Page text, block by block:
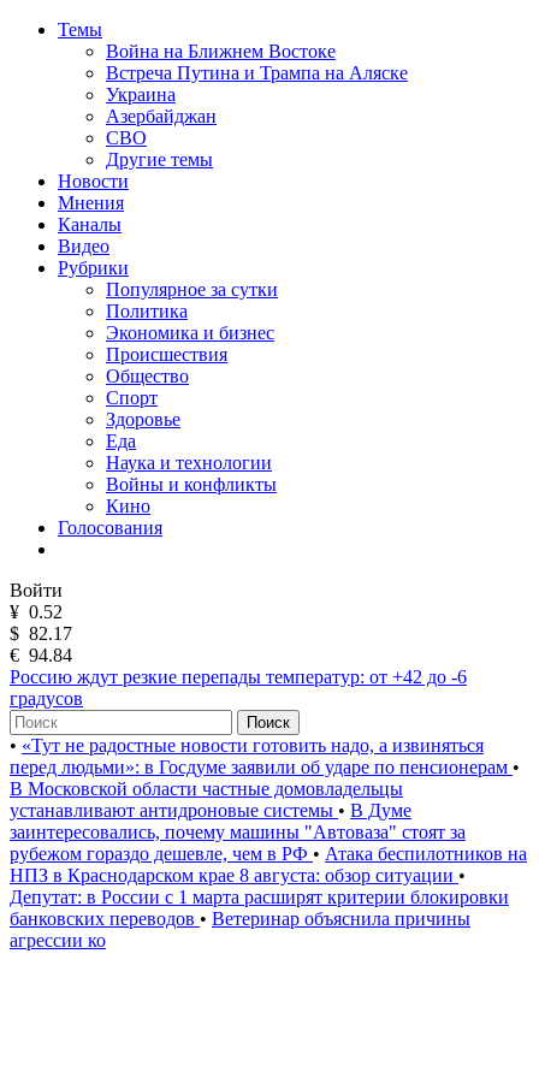
Темы
Война на Ближнем Востоке
Встреча Путина и Трампа на Аляске
Украина
Азербайджан
СВО
Другие темы
Новости
Мнения
Каналы
Видео
Рубрики
Популярное за сутки
Политика
Экономика и бизнес
Происшествия
Общество
Спорт
Здоровье
Еда
Наука и технологии
Войны и конфликты
Кино
Голосования
Войти
¥ 0.52
$ 82.17
€ 94.84
Россию ждут резкие перепады температур: от +42 до -6
градусов
Поиск
• «Тут не радостные новости готовить надо, а извиняться
перед людьми»: в Госдуме заявили об ударе по пенсионерам •
В Московской области частные домовладельцы
устанавливают антидроновые системы • В Думе
заинтересовались, почему машины "Автоваза" стоят за
рубежом гораздо дешевле, чем в РФ • Атака беспилотников на
НПЗ в Краснодарском крае 8 августа: обзор ситуации •
Депутат: в России с 1 марта расширят критерии блокировки
банковских переводов • Ветеринар объяснила причины
агрессии ко